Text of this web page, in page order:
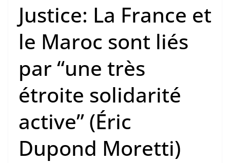
Justice: La France et
le Maroc sont liés
par “une très
étroite solidarité
active” (Éric
Dupond Moretti)